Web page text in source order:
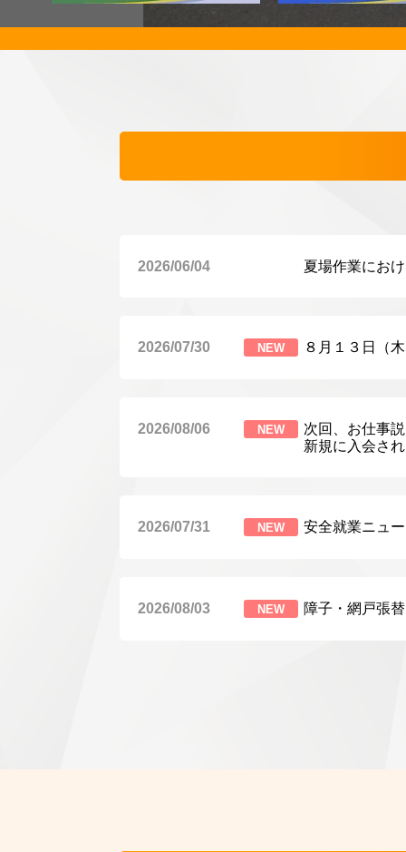
2026/06/04 夏場作業にお
2026/07/30 NEW ８月１３日（
2026/08/06 NEW
次回、お仕事
新規に入会さ
2026/07/31 NEW 安全就業ニュ
2026/08/03 NEW 障子・網戸張